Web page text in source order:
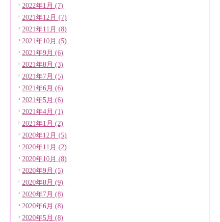
2022年1月 (7)
2021年12月 (7)
2021年11月 (8)
2021年10月 (5)
2021年9月 (6)
2021年8月 (3)
2021年7月 (5)
2021年6月 (6)
2021年5月 (6)
2021年4月 (1)
2021年1月 (2)
2020年12月 (5)
2020年11月 (2)
2020年10月 (8)
2020年9月 (5)
2020年8月 (9)
2020年7月 (8)
2020年6月 (8)
2020年5月 (8)